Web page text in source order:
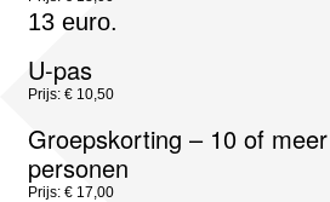
13 euro.
U-pas
Prijs: € 10,50
Groepskorting – 10 of meer
personen
Prijs: € 17,00